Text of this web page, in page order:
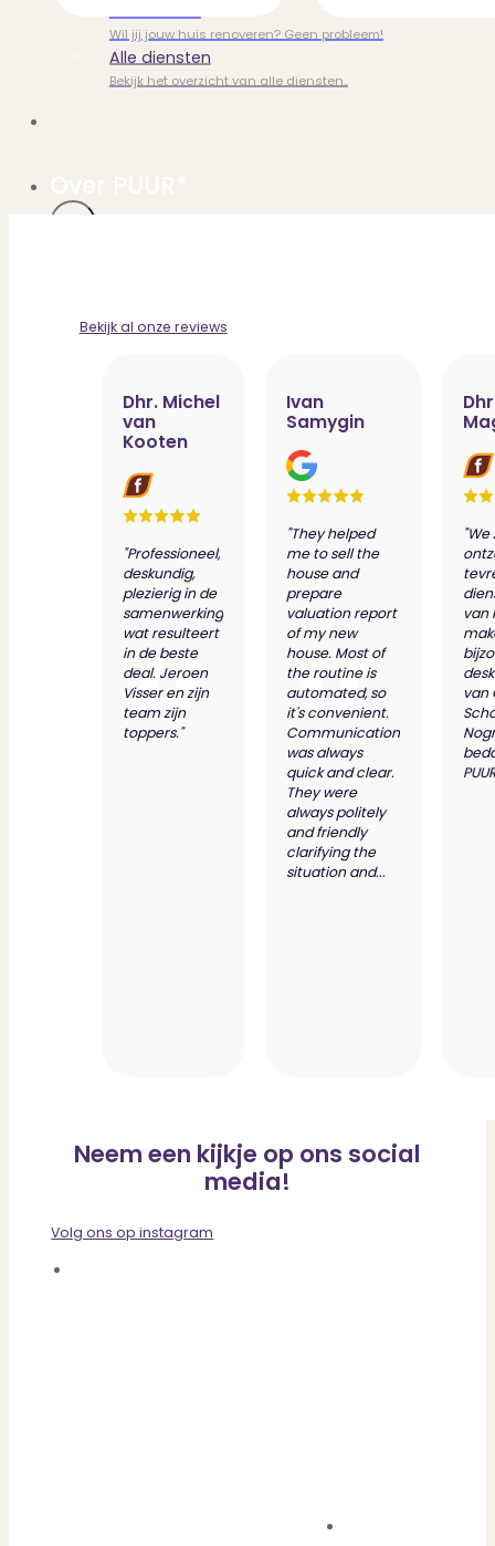
Wil jij jouw huis renoveren? Geen probleem!
Alle diensten
Bekijk het overzicht van alle diensten..
Ons team
Kom jij ons team versterken?
Onze vestigingen
De kracht van 6 vestigingen!
Beoordelingen
Dit zeggen klanten over ons
Partners
Maak gebruik van ons netwerk
Verenigingen
PUUR* is aangesloten bij...
Bekijk al onze reviews
Dhr. Michel
van
Kooten
"Professioneel,
deskundig,
plezierig in de
samenwerking
wat resulteert
in de beste
deal. Jeroen
Visser en zijn
team zijn
toppers."
Ivan
Samygin
"They helped
me to sell the
house and
prepare
valuation report
of my new
house. Most of
the routine is
automated, so
it's convenient.
Communication
was always
quick and clear.
They were
always politely
and friendly
clarifying the
situation and...
"We
van
van
Neem een kijkje op ons social
media!
Volg ons op instagram